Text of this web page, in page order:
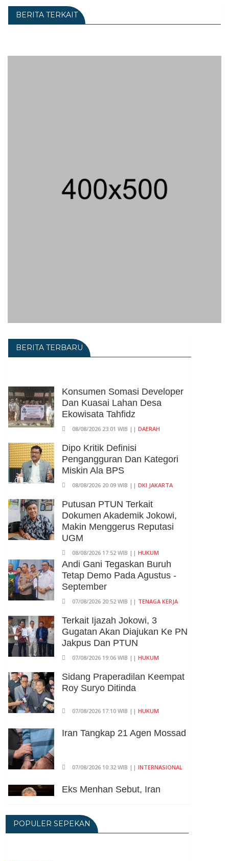
BERITA TERKAIT
BERITA TERBARU
Konsumen Somasi Developer
Dan Kuasai Lahan Desa
Ekowisata Tahfidz
08/08/2026 23:01 WIB || DAERAH
Dipo Kritik Definisi
Pengangguran Dan Kategori
Miskin Ala BPS
08/08/2026 20:09 WIB || DKI JAKARTA
Putusan PTUN Terkait
Dokumen Akademik Jokowi,
Makin Menggerus Reputasi
UGM
08/08/2026 17:52 WIB || HUKUM
Andi Gani Tegaskan Buruh
Tetap Demo Pada Agustus -
September
07/08/2026 20:52 WIB || TENAGA KERJA
Terkait Ijazah Jokowi, 3
Gugatan Akan Diajukan Ke PN
Jakpus Dan PTUN
07/08/2026 19:06 WIB || HUKUM
Sidang Praperadilan Keempat
Roy Suryo Ditinda
07/08/2026 17:10 WIB || HUKUM
Iran Tangkap 21 Agen Mossad
07/08/2026 10:32 WIB || INTERNASIONAL
Eks Menhan Sebut, Iran
06/08/2026 19:39 WIB ||
POPULER SEPEKAN